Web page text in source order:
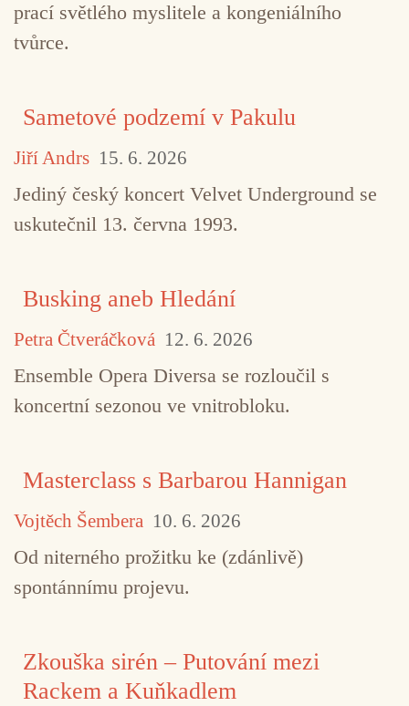
prací světlého myslitele a kongeniálního
tvůrce.
Sametové podzemí v Pakulu
Jiří Andrs 15. 6. 2026
Jediný český koncert Velvet Underground se
uskutečnil 13. června 1993.
Busking aneb Hledání
Petra Čtveráčková 12. 6. 2026
Ensemble Opera Diversa se rozloučil s
koncertní sezonou ve vnitrobloku.
Masterclass s Barbarou Hannigan
Vojtěch Šembera 10. 6. 2026
Od niterného prožitku ke (zdánlivě)
spontánnímu projevu.
Zkouška sirén – Putování mezi
Rackem a Kuňkadlem